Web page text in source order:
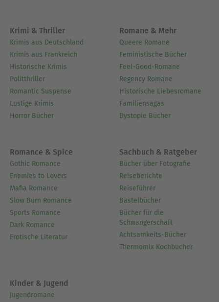
Krimi & Thriller
Krimis aus Deutschland
Krimis aus Frankreich
Historische Krimis
Politthriller
Romantic Suspense
Lustige Krimis
Horror Bücher
Romane & Mehr
Queere Romane
Feministische Bücher
Feel-Good-Romane
Regency Romane
Historische Liebesromane
Familiensagas
Dystopie Bücher
Romance & Spice
Gothic Romance
Enemies to Lovers
Mafia Romance
Slow Burn Romance
Sports Romance
Dark Romance
Erotische Literatur
Sachbuch & Ratgeber
Bücher über Fotografie
Reiseberichte
Reiseführer
Bastelbücher
Bücher für die
Schwangerschaft
Achtsamkeits-Bücher
Thermomix Kochbücher
Kinder & Jugend
Jugendromane